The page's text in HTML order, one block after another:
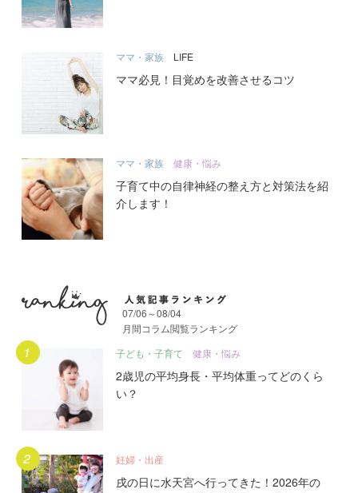
ママ・家族 LIFE
ママ必見！目覚めを改善させるコツ
ママ・家族 健康・悩み
子育て中の自律神経の整え方と対策法を紹
介します！
月間人気記事ランキング
07/06～08/04
月間コラム閲覧ランキング
子ども・子育て
健康・悩み
2歳児の平均身長・平均体重ってどのくら
い？
妊婦・出産
戌の日に水天宮へ行ってきた！2026年の